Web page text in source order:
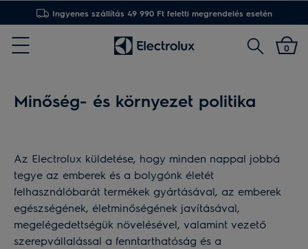
Ingyenes szállítás 49 990 Ft feletti megrendelés esetén
Menu
Keresés0
Minőség- és környezet politika
Az Electrolux küldetése, hogy minden nappal jobbá
tegye az emberek és a bolygónk életét
felhasználóbarát termékek gyártásával, az emberek
egészségének, életminőségének javításával,
megelégedettségük növelésével, valamint vezető
szerepvállalással a fenntarthatóság és a